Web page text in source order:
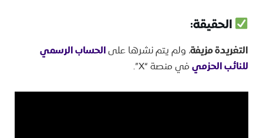
الحقيقة:
التغريدة مزيفة، ولم يتم نشرها علىالحساب الرسمي
للنائب الحزميفي منصة “X”.